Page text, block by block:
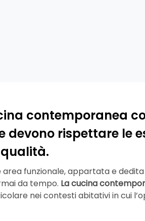
contemporanea
rispettare le
funzionale, appartata e
da tempo. La cucina
nei contesti abitativi in cui